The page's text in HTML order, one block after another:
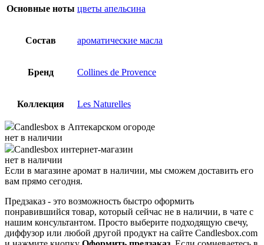
Основные ноты цветы апельсина
Состав ароматические масла
Бренд Collines de Provence
Коллекция Les Naturelles
Candlesbox в Аптекарском огороде
нет в наличии
Candlesbox интернет-магазин
нет в наличии
Если в магазине аромат в наличии, мы сможем доставить его
вам прямо сегодня.
Предзаказ - это возможность быстро оформить
понравившийся товар, который сейчас не в наличии, в чате с
нашим консультантом. Просто выберите подходящую свечу,
диффузор или любой другой продукт на сайте Candlesbox.com